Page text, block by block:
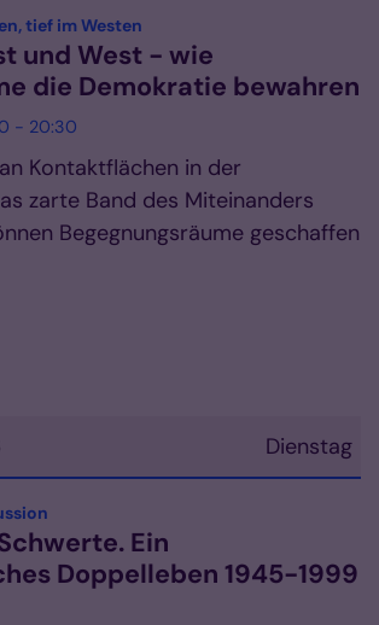
2026
tief im Westen
und West - wie
die Demokratie bewahren
- 20:30
Kontaktflächen in der
zarte Band des Miteinanders
Begegnungsräume geschaffen
Dienstag
2026
Ein
Doppelleben 1945-1999